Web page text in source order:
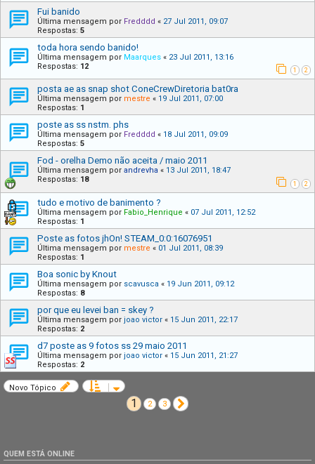
Fui banido
Última mensagem por Fredddd « 27 Jul 2011, 09:07
Respostas: 5
toda hora sendo banido!
Última mensagem por Maarques « 23 Jul 2011, 13:16
Respostas: 12 1 2
posta ae as snap shot ConeCrewDiretoria bat0ra
Última mensagem por mestre « 19 Jul 2011, 07:00
Respostas: 1
poste as ss nstm. phs
Última mensagem por Fredddd « 18 Jul 2011, 09:09
Respostas: 5
Fod - orelha Demo não aceita / maio 2011
Última mensagem por andrevha « 13 Jul 2011, 18:47
Respostas: 18 1 2
tudo e motivo de banimento ?
Última mensagem por Fabio_Henrique « 07 Jul 2011, 12:52
Respostas: 1
Poste as fotos jhOn! STEAM_0:0:16076951
Última mensagem por mestre « 01 Jul 2011, 08:39
Respostas: 1
Boa sonic by Knout
Última mensagem por scavusca « 19 Jun 2011, 09:12
Respostas: 8
por que eu levei ban = skey ?
Última mensagem por joao victor « 15 Jun 2011, 22:17
Respostas: 2
d7 poste as 9 fotos ss 29 maio 2011
Última mensagem por joao victor « 15 Jun 2011, 21:27
Respostas: 2
Novo Tópico
1 2 3
QUEM ESTÁ ONLINE